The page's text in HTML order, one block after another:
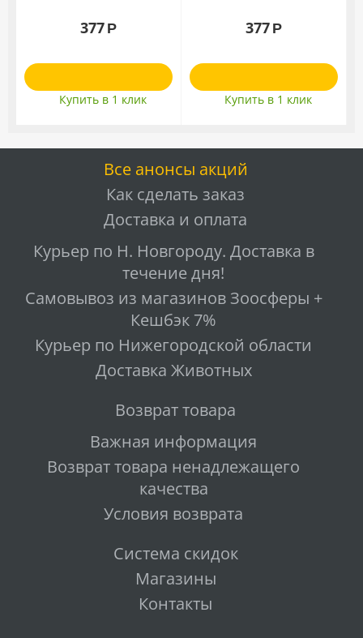
377 Р
Купить в 1 клик
377 Р
Купить в 1 клик
Все анонсы акций
Как сделать заказ
Доставка и оплата
Курьер по Н. Новгороду. Доставка в
течение дня!
Самовывоз из магазинов Зоосферы +
Кешбэк 7%
Курьер по Нижегородской области
Доставка Животных
Возврат товара
Важная информация
Возврат товара ненадлежащего
качества
Условия возврата
Система скидок
Магазины
Контакты